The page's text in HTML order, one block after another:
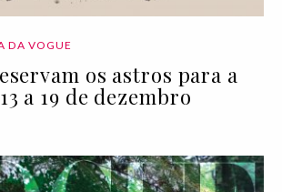
DA VOGUE
os astros para a
a 19 de dezembro